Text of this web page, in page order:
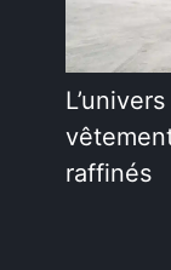
raffinés